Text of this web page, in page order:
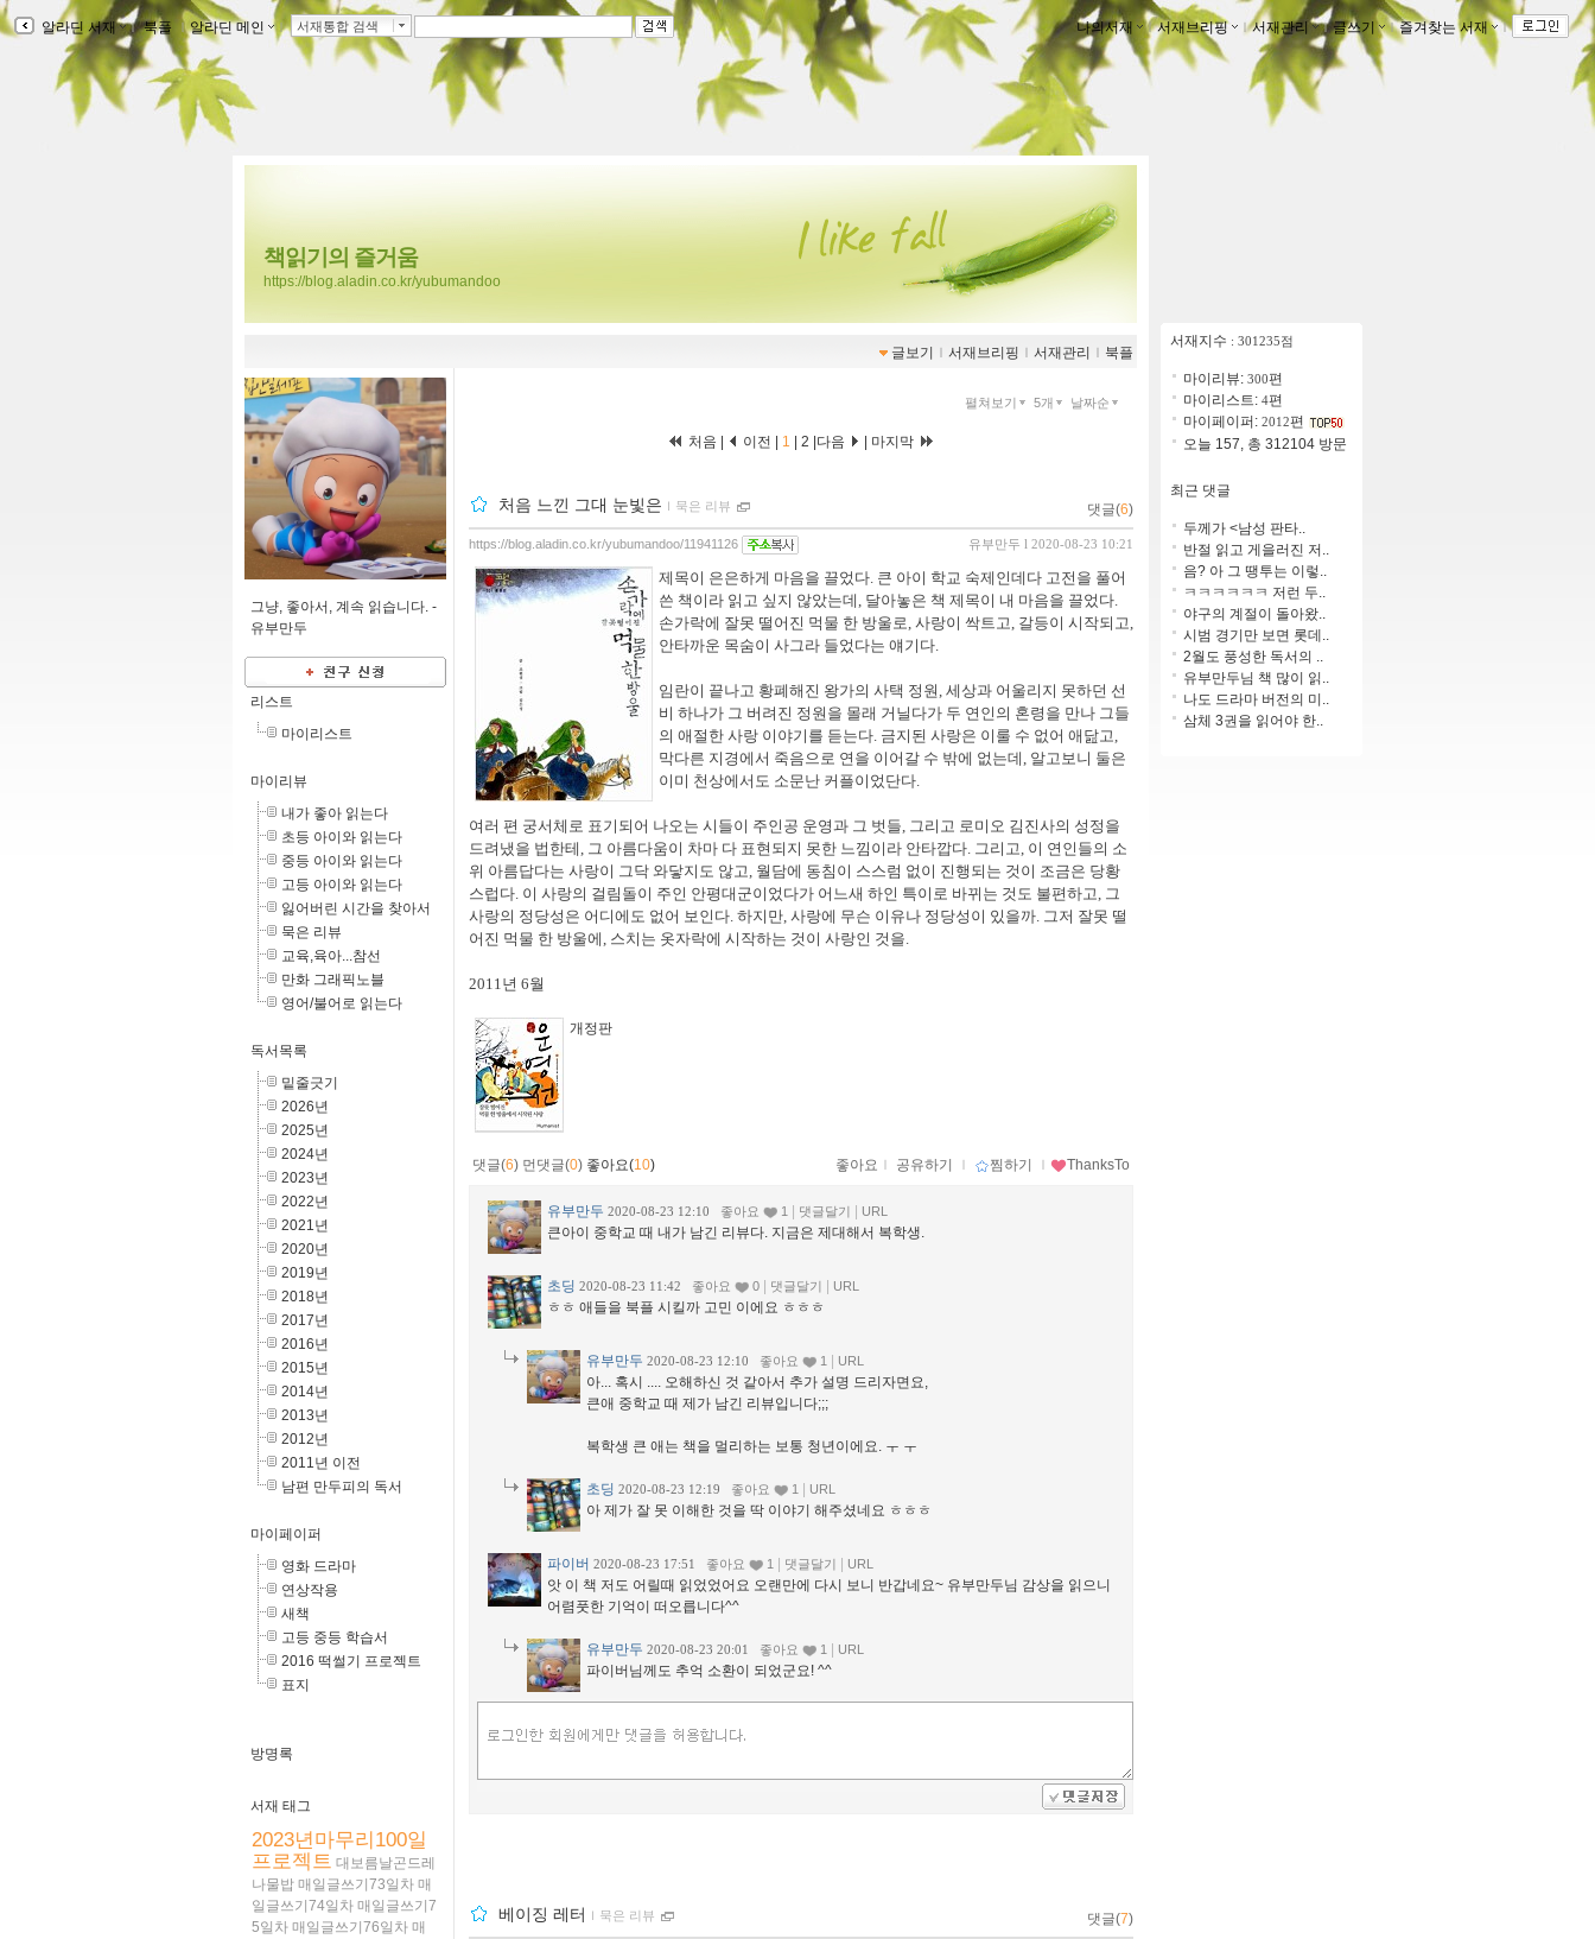
알라딘 서재 ｌ북플 ｌ알라딘 메인 ｌ 서재통합 검색 나의서재 ｌ서재브리핑 ｌ서재관리 ｌ글쓰기 ｌ즐겨찾는 서재 ｌ
책읽기의 즐거움
https://blog.aladin.co.kr/yubumandoo
글보기 ｌ 서재브리핑 ｌ 서재관리 ｌ 북플
그냥, 좋아서, 계속 읽습니다. -
유부만두
리스트
마이리스트
마이리뷰
내가 좋아 읽는다
초등 아이와 읽는다
중등 아이와 읽는다
고등 아이와 읽는다
잃어버린 시간을 찾아서
묵은 리뷰
교육,육아...참선
만화 그래픽노블
영어/불어로 읽는다
독서목록
밑줄긋기
2026년
2025년
2024년
2023년
2022년
2021년
2020년
2019년
2018년
2017년
2016년
2015년
2014년
2013년
2012년
2011년 이전
남편 만두피의 독서
마이페이퍼
영화 드라마
연상작용
새책
고등 중등 학습서
2016 떡썰기 프로젝트
표지
방명록
서재 태그
2023년마무리100일
프로젝트 대보름날곤드레
나물밥 매일글쓰기73일차 매
일글쓰기74일차 매일글쓰기7
5일차 매일글쓰기76일차 매
펼쳐보기 5개 날짜순
처음 | 이전 | 1 2 다음 마지막
처음 느낀 그대 눈빛은 ｌ 묵은 리뷰 댓글(6)
유부만두 l 2020-08-23 10:21
https://blog.aladin.co.kr/yubumandoo/11941126
제목이 은은하게 마음을 끌었다. 큰 아이 학교 숙제인데다 고전을 풀어
쓴 책이라 읽고 싶지 않았는데, 달아놓은 책 제목이 내 마음을 끌었다.
손가락에 잘못 떨어진 먹물 한 방울로, 사랑이 싹트고, 갈등이 시작되고,
안타까운 목숨이 사그라 들었다는 얘기다.
임란이 끝나고 황폐해진 왕가의 사택 정원, 세상과 어울리지 못하던 선
비 하나가 그 버려진 정원을 몰래 거닐다가 두 연인의 혼령을 만나 그들
의 애절한 사랑 이야기를 듣는다. 금지된 사랑은 이룰 수 없어 애닲고,
막다른 지경에서 죽음으로 연을 이어갈 수 밖에 없는데, 알고보니 둘은
이미 천상에서도 소문난 커플이었단다.
여러 편 궁서체로 표기되어 나오는 시들이 주인공 운영과 그 벗들, 그리고 로미오 김진사의 성정을
드려냈을 법한테, 그 아름다움이 차마 다 표현되지 못한 느낌이라 안타깝다. 그리고, 이 연인들의 소
위 아름답다는 사랑이 그닥 와닿지도 않고, 월담에 동침이 스스럼 없이 진행되는 것이 조금은 당황
스럽다. 이 사랑의 걸림돌이 주인 안평대군이었다가 어느새 하인 특이로 바뀌는 것도 불편하고, 그
사랑의 정당성은 어디에도 없어 보인다. 하지만, 사랑에 무슨 이유나 정당성이 있을까. 그저 잘못 떨
어진 먹물 한 방울에, 스치는 옷자락에 시작하는 것이 사랑인 것을.
2011년 6월
개정판
댓글(6) 먼댓글(0) 좋아요(10) 좋아요 ｌ 공유하기 ｌ 찜하기 ｌ ThanksTo
유부만두 2020-08-23 12:10 좋아요 1 댓글달기 URL
큰아이 중학교 때 내가 남긴 리뷰다. 지금은 제대해서 복학생.
초딩 2020-08-23 11:42 좋아요 0 댓글달기 URL
ㅎㅎ 애들을 북플 시킬까 고민 이에요 ㅎㅎㅎ
유부만두 2020-08-23 12:10 좋아요 1 URL
아... 혹시 .... 오해하신 것 같아서 추가 설명 드리자면요,
큰애 중학교 때 제가 남긴 리뷰입니다;;;
복학생 큰 애는 책을 멀리하는 보통 청년이에요. ㅜ ㅜ
초딩 2020-08-23 12:19 좋아요 1 URL
아 제가 잘 못 이해한 것을 딱 이야기 해주셨네요 ㅎㅎㅎ
파이버 2020-08-23 17:51 좋아요 1 댓글달기 URL
앗 이 책 저도 어릴때 읽었었어요 오랜만에 다시 보니 반갑네요~ 유부만두님 감상을 읽으니
어렴풋한 기억이 떠오릅니다^^
유부만두 2020-08-23 20:01 좋아요 1 URL
파이버님께도 추억 소환이 되었군요! ^^
베이징 레터 ｌ 묵은 리뷰 댓글(7)
서재지수 : 301235점
마이리뷰: 300편
마이리스트: 4편
마이페이퍼: 2012편
오늘 157, 총 312104 방문
최근 댓글
두께가 <남성 판타..
반절 읽고 게을러진 저..
음? 아 그 땡투는 이렇..
ㅋㅋㅋㅋㅋㅋ 저런 두..
야구의 계절이 돌아왔..
시범 경기만 보면 롯데..
2월도 풍성한 독서의 ..
유부만두님 책 많이 읽..
나도 드라마 버전의 미..
삼체 3권을 읽어야 한..